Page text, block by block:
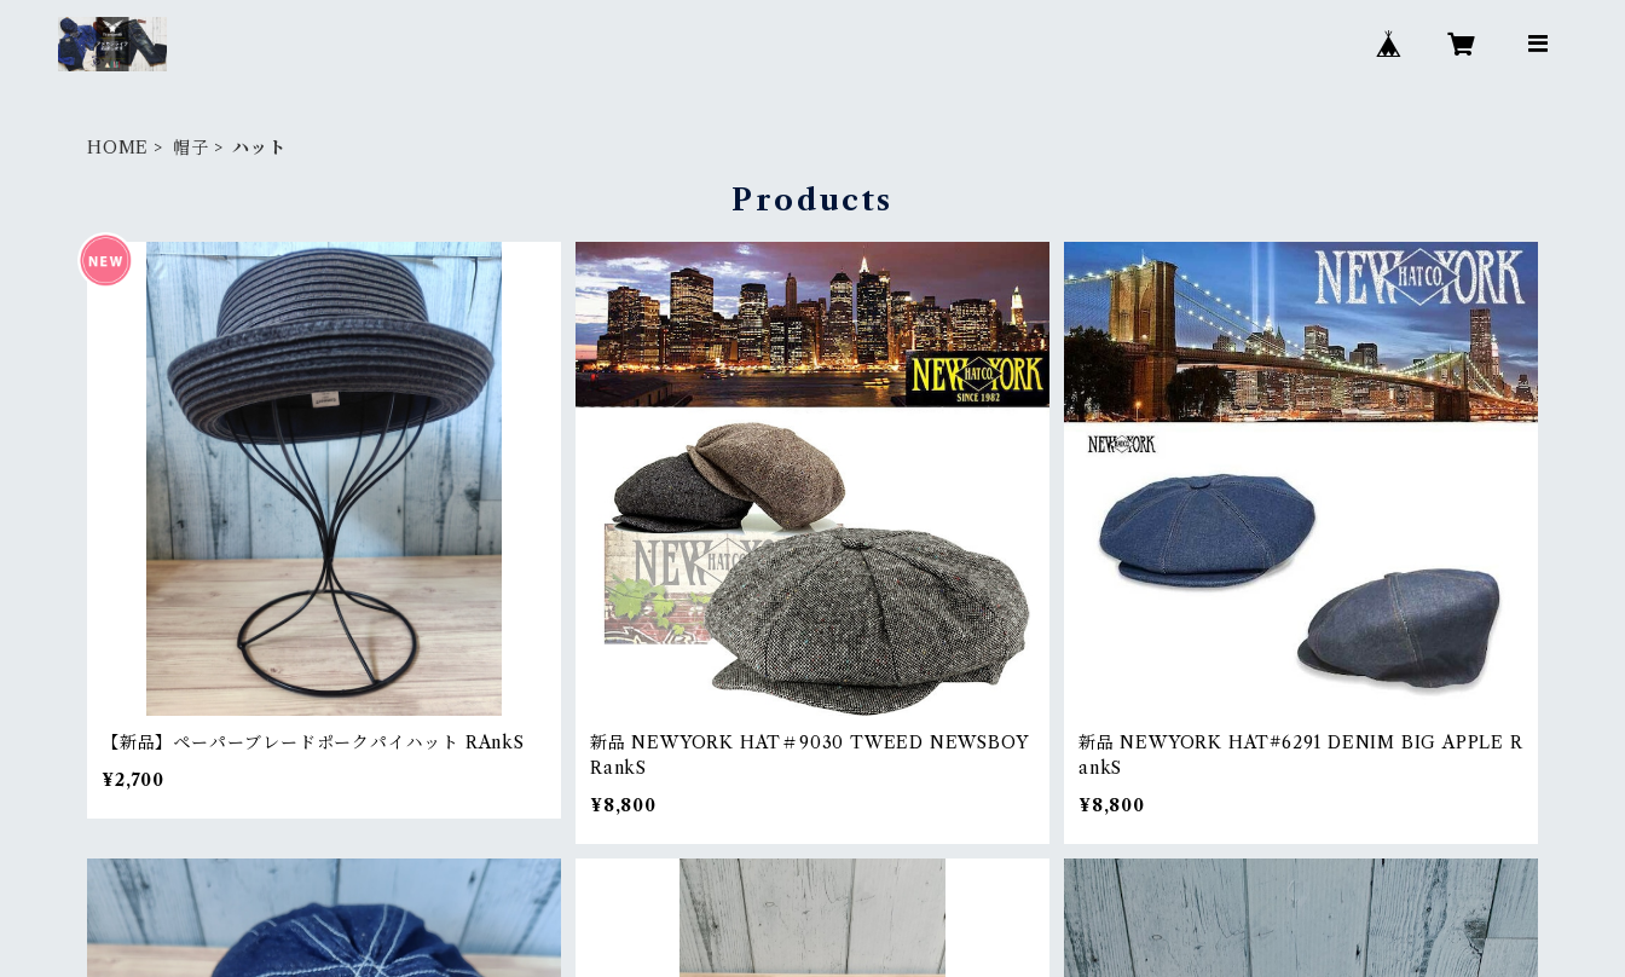
HOME 帽子 ハット
Products
【新品】ペーパーブレードポークパイハット RAnkS
¥2,700
新品 NEWYORK HAT＃9030 TWEED NEWSBOY
RankS
¥8,800
新品 NEWYORK HAT#6291 DENIM BIG APPLE R
ankS
¥8,800